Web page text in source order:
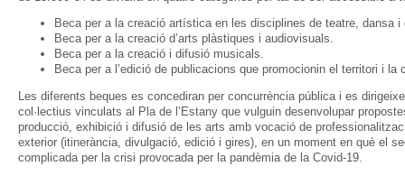
Beca per a la creació artística en les disciplines de teatre, dansa i
Beca per a la creació d’arts plàstiques i audiovisuals.
Beca per a la creació i difusió musicals.
Beca per a l’edició de publicacions que promocionin el territori i la
Les diferents beques es concediran per concurrència pública i es
col·lectius vinculats al Pla de l’Estany que vulguin desenvolupar
producció, exhibició i difusió de les arts amb vocació de
exterior (itinerància, divulgació, edició i gires), en un moment en què el
complicada per la crisi provocada per la pandèmia de la Covid-19.